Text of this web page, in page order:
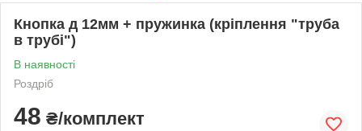
Кнопка д 12мм + пружинка (кріплення "труба
в трубі")
В наявності
Роздріб
48 ₴/комплект